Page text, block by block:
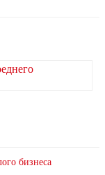
бизнеса